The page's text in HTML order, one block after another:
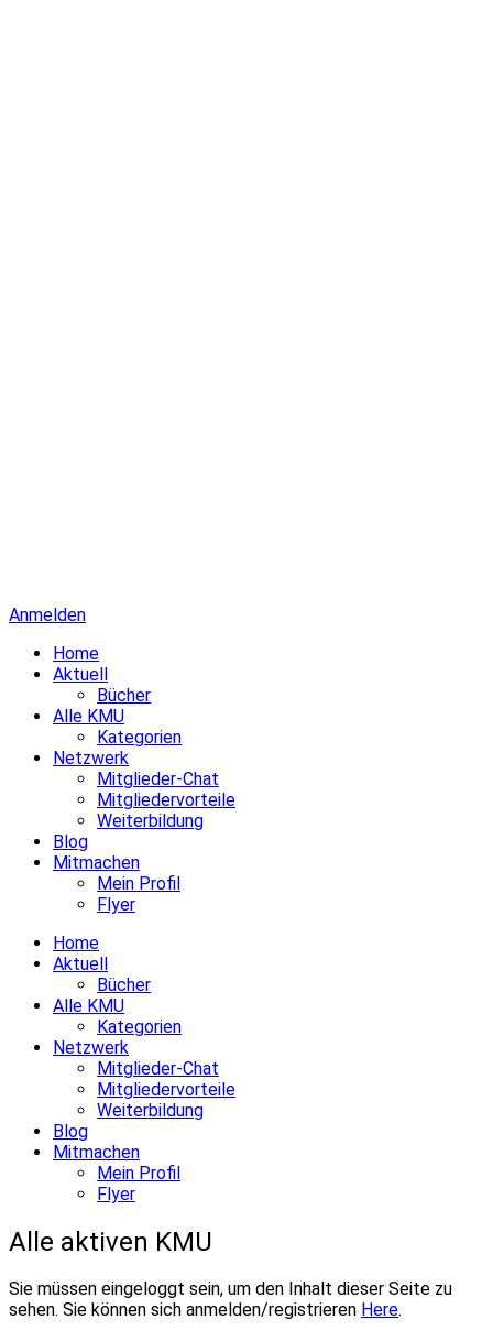
Anmelden
Home
Aktuell
Bücher
Alle KMU
Kategorien
Netzwerk
Mitglieder-Chat
Mitgliedervorteile
Weiterbildung
Blog
Mitmachen
Mein Profil
Flyer
Home
Aktuell
Bücher
Alle KMU
Kategorien
Netzwerk
Mitglieder-Chat
Mitgliedervorteile
Weiterbildung
Blog
Mitmachen
Mein Profil
Flyer
Alle aktiven KMU
Sie müssen eingeloggt sein, um den Inhalt dieser Seite zu
sehen. Sie können sich anmelden/registrieren Here.